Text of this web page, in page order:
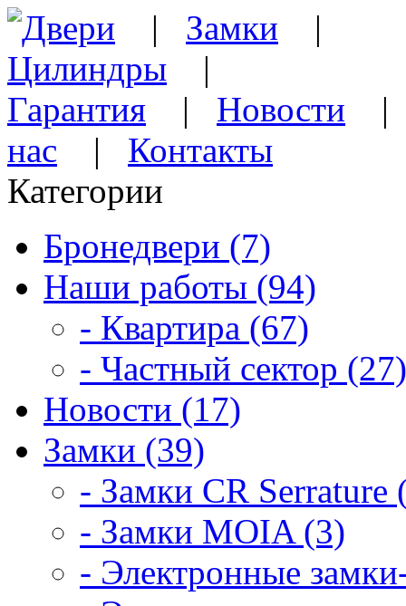
Двери | Замки |
Цилиндры |
Гарантия | Новости
нас | Контакты
Категории
Бронедвери (7)
Наши работы (94)
- Квартира (67)
- Частный сектор (27)
Новости (17)
Замки (39)
- Замки CR Serrature
- Замки MOIA (3)
- Электронные